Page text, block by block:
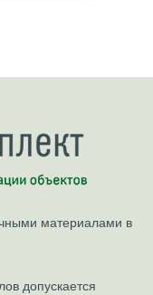
материалами в
допускается